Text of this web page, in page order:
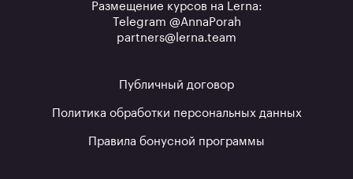
Размещение курсов на Lerna:
Telegram @AnnaPorah
partners@lerna.team
Публичный договор
Политика обработки персональных данных
Правила бонусной программы